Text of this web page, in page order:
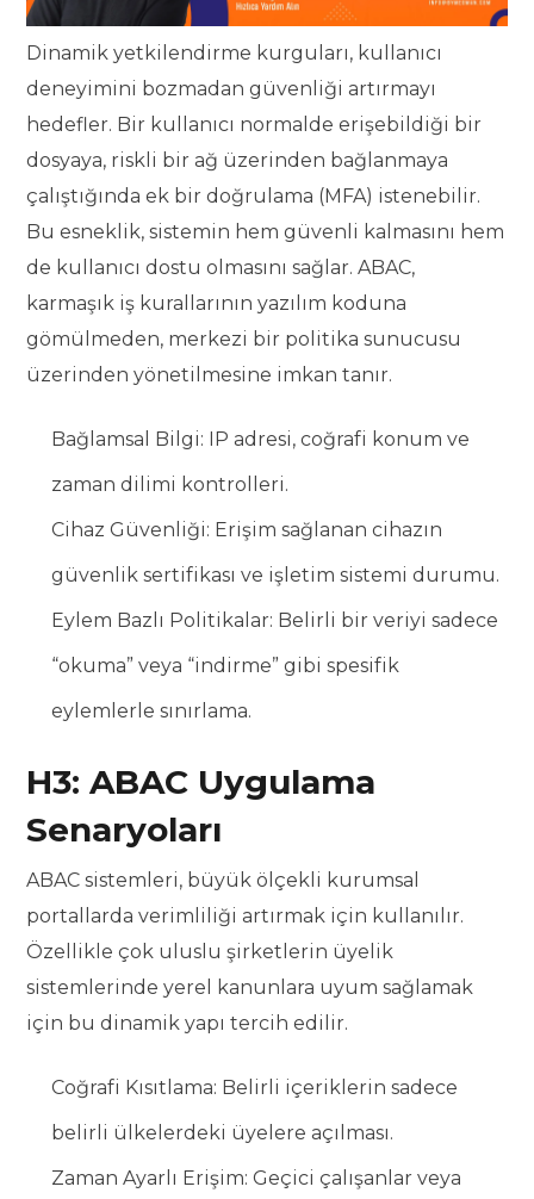
Dinamik yetkilendirme kurguları, kullanıcı
deneyimini bozmadan güvenliği artırmayı
hedefler. Bir kullanıcı normalde erişebildiği bir
dosyaya, riskli bir ağ üzerinden bağlanmaya
çalıştığında ek bir doğrulama (MFA) istenebilir.
Bu esneklik, sistemin hem güvenli kalmasını hem
de kullanıcı dostu olmasını sağlar. ABAC,
karmaşık iş kurallarının yazılım koduna
gömülmeden, merkezi bir politika sunucusu
üzerinden yönetilmesine imkan tanır.
Bağlamsal Bilgi: IP adresi, coğrafi konum ve
zaman dilimi kontrolleri.
Cihaz Güvenliği: Erişim sağlanan cihazın
güvenlik sertifikası ve işletim sistemi durumu.
Eylem Bazlı Politikalar: Belirli bir veriyi sadece
“okuma” veya “indirme” gibi spesifik
eylemlerle sınırlama.
H3: ABAC Uygulama
Senaryoları
ABAC sistemleri, büyük ölçekli kurumsal
portallarda verimliliği artırmak için kullanılır.
Özellikle çok uluslu şirketlerin üyelik
sistemlerinde yerel kanunlara uyum sağlamak
için bu dinamik yapı tercih edilir.
Coğrafi Kısıtlama: Belirli içeriklerin sadece
belirli ülkelerdeki üyelere açılması.
Zaman Ayarlı Erişim: Geçici çalışanlar veya